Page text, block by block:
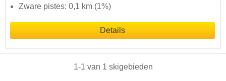
Zware pistes: 0,1 km (1%)
Details
1-1 van 1 skigebieden